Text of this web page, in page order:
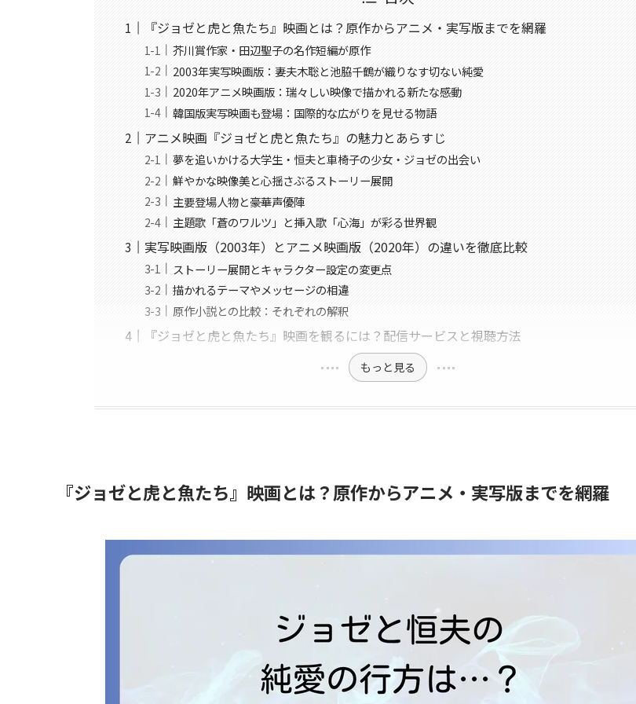
『ジョゼと虎と魚たち』映画とは？原作からアニメ・実写版までを網羅
芥川賞作家・田辺聖子の名作短編が原作
2003年実写映画版：妻夫木聡と池脇千鶴が織りなす切ない純愛
2020年アニメ映画版：瑞々しい映像で描かれる新たな感動
韓国版実写映画も登場：国際的な広がりを見せる物語
アニメ映画『ジョゼと虎と魚たち』の魅力とあらすじ
夢を追いかける大学生・恒夫と車椅子の少女・ジョゼの出会い
鮮やかな映像美と心揺さぶるストーリー展開
主要登場人物と豪華声優陣
主題歌「蒼のワルツ」と挿入歌「心海」が彩る世界観
実写映画版（2003年）とアニメ映画版（2020年）の違いを徹底比較
ストーリー展開とキャラクター設定の変更点
描かれるテーマやメッセージの相違
原作小説との比較：それぞれの解釈
『ジョゼと虎と魚たち』映画を観るには？配信サービスと視聴方法
もっと見る
『ジョゼと虎と魚たち』映画とは？原作からアニメ・実写版までを網羅